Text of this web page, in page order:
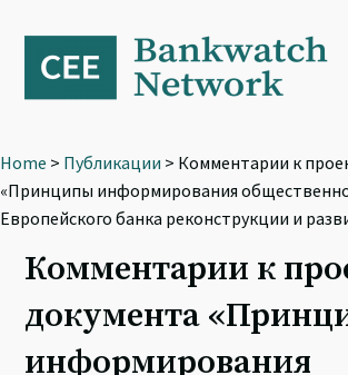
primary
navigation
content
footer
Home > Публикации > Комментарии к
«Принципы информирования
Европейского банка реконструкции и
Комментарии к
документа
информирования